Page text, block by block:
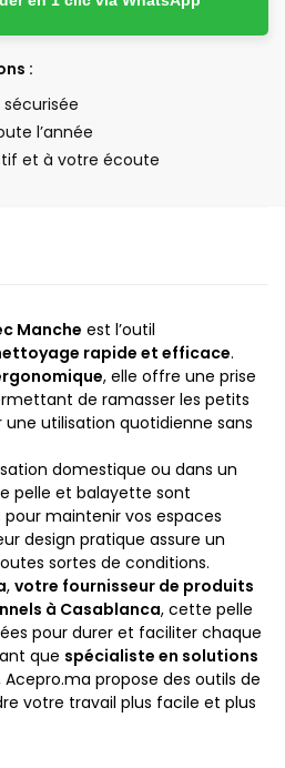
:
l’année
et à votre écoute
Manche est l’outil
rapide et efficace.
, elle offre une prise
de ramasser les petits
utilisation quotidienne sans
domestique ou dans un
pelle et balayette sont
pour maintenir vos espaces
design pratique assure un
sortes de conditions.
, votre fournisseur de produits
à Casablanca, cette pelle
pour durer et faciliter chaque
que spécialiste en solutions
Acepro.ma propose des outils de
votre travail plus facile et plus